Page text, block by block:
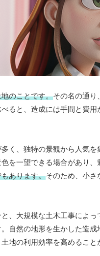
のことです。その名の通り
ると、造成には手間と費
く、独特の景観から人気
を一望できる場合があり、
あります。そのため、小さ
、大規模な土木工事によ
自然の地形を生かした造
地の利用効率を高めること